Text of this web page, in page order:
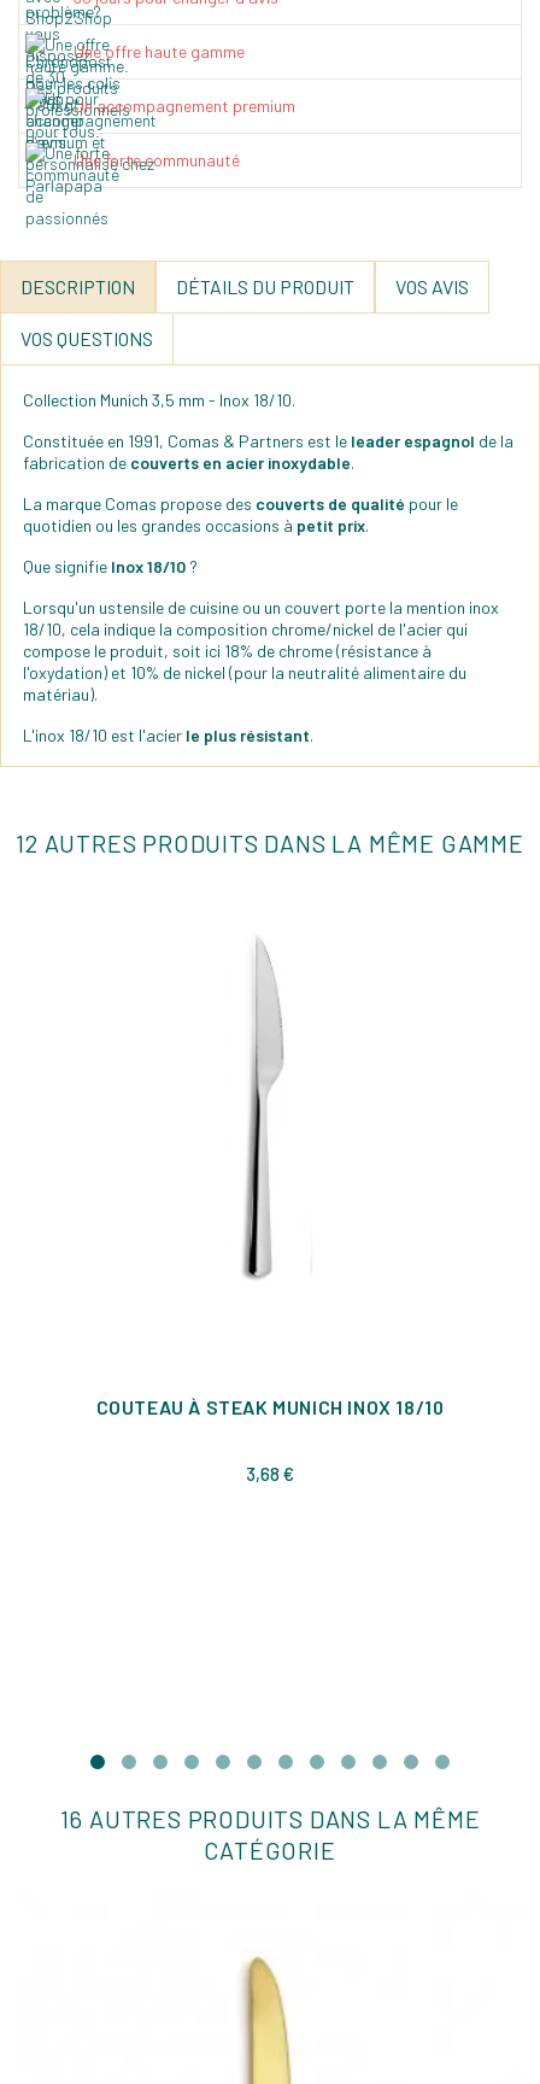
Une offre haute gamme
Un accompagnement premium
Une forte communauté
DESCRIPTION DÉTAILS DU PRODUIT VOS AVIS
VOS QUESTIONS
Collection Munich 3,5 mm - Inox 18/10.
Constituée en 1991, Comas & Partners est le leader espagnol de la
fabrication de couverts en acier inoxydable.
La marque Comas propose des couverts de qualité pour le
quotidien ou les grandes occasions à petit prix.
Que signifie Inox 18/10 ?
Lorsqu'un ustensile de cuisine ou un couvert porte la mention inox
18/10, cela indique la composition chrome/nickel de l'acier qui
compose le produit, soit ici 18% de chrome (résistance à
l'oxydation) et 10% de nickel (pour la neutralité alimentaire du
matériau).
L'inox 18/10 est l'acier le plus résistant.
12 AUTRES PRODUITS DANS LA MÊME GAMME
COUTEAU À STEAK MUNICH INOX 18/10
3,68 €
16 AUTRES PRODUITS DANS LA MÊME
CATÉGORIE